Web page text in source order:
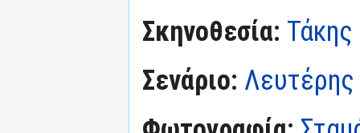
Σκηνοθεσία: Τάκης
Σενάριο: